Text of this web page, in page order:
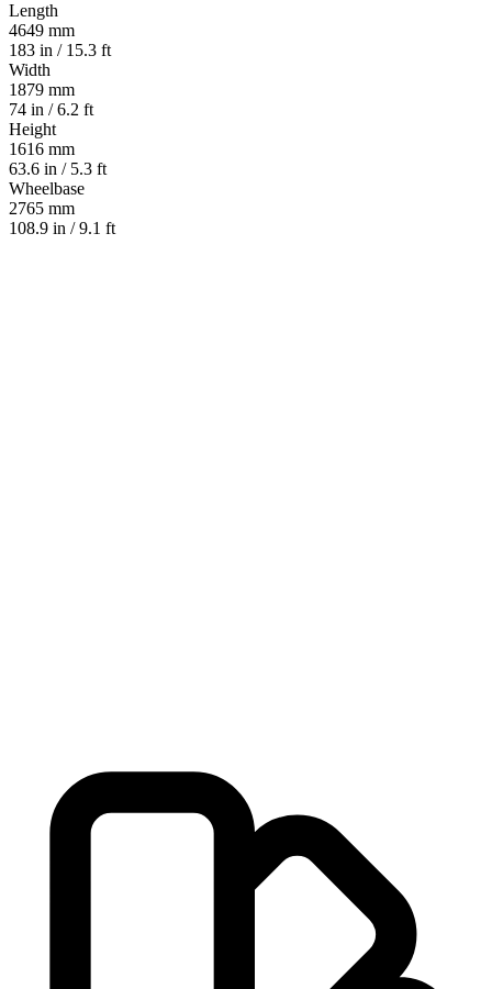
Length
4649 mm
183 in / 15.3 ft
Width
1879 mm
74 in / 6.2 ft
Height
1616 mm
63.6 in / 5.3 ft
Wheelbase
2765 mm
108.9 in / 9.1 ft